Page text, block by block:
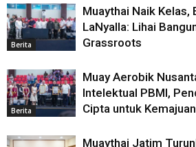
Berita
Muaythai Naik Kelas,
LaNyalla: Lihai
Grassroots
Berita
Muay Aerobik
Intelektual PBMI,
Cipta untuk
Muaythai Jatim